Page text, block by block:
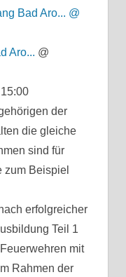
Bad Aro... @
Aro... @
der
die gleiche
sind für
zum Beispiel
erfolgreicher
Teil 1
mit
Rahmen der